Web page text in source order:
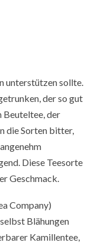
unterstützen sollte.
der so gut
Beuteltee, der
die Sorten bitter,
Diese Teesorte
Geschmack.
Company)
Blähungen
Kamillentee,